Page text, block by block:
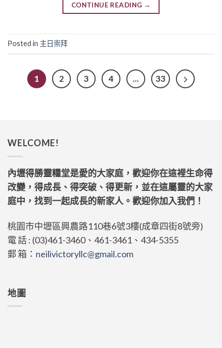
CONTINUE READING →
Posted in 主日崇拜
1 2 3 4 ... 33
WELCOME!
內壢得勝靈糧堂是愛的大家庭，歡迎你在這裡生命得
改變，得成長、得突破、得更新，並在這屬靈的大家
庭中，找到一起成長的新家人。歡迎你加入我們！
桃園市中壢區興農路110巷6號3樓(成章四街8號旁)
電 話 : (03)461-3460、461-3461、434-5355
郵 箱： neilivictoryllc@gmail.com
地圖